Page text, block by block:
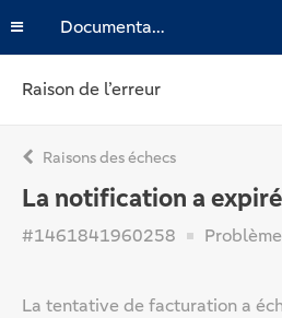
Documentation
Raison de l’erreur
Raisons des échecs
La notification a expiré
#1461841960258
La tentative de facturation a